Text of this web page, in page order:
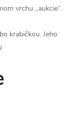
vrchu „aukcie“.
krabičkou. Jeho